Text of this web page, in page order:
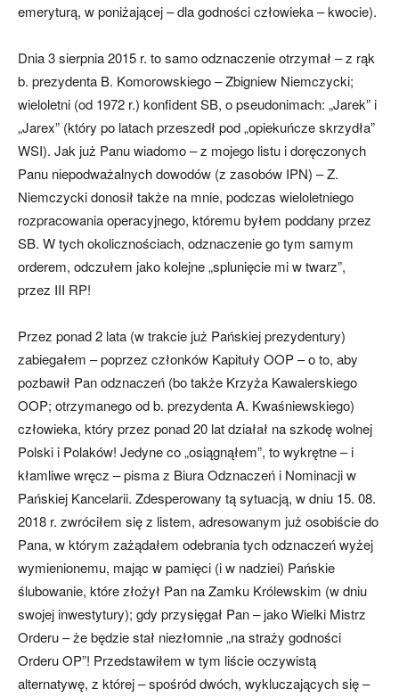
emeryturą, w poniżającej – dla godności człowieka – kwocie).
Dnia 3 sierpnia 2015 r. to samo odznaczenie otrzymał – z rąk
b. prezydenta B. Komorowskiego – Zbigniew Niemczycki;
wieloletni (od 1972 r.) konfident SB, o pseudonimach: „Jarek” i
„Jarex” (który po latach przeszedł pod „opiekuńcze skrzydła”
WSI). Jak już Panu wiadomo – z mojego listu i doręczonych
Panu niepodważalnych dowodów (z zasobów IPN) – Z.
Niemczycki donosił także na mnie, podczas wieloletniego
rozpracowania operacyjnego, któremu byłem poddany przez
SB. W tych okolicznościach, odznaczenie go tym samym
orderem, odczułem jako kolejne „splunięcie mi w twarz”,
przez III RP!
Przez ponad 2 lata (w trakcie już Pańskiej prezydentury)
zabiegałem – poprzez członków Kapituły OOP – o to, aby
pozbawił Pan odznaczeń (bo także Krzyża Kawalerskiego
OOP; otrzymanego od b. prezydenta A. Kwaśniewskiego)
człowieka, który przez ponad 20 lat działał na szkodę wolnej
Polski i Polaków! Jedyne co „osiągnąłem”, to wykrętne – i
kłamliwe wręcz – pisma z Biura Odznaczeń i Nominacji w
Pańskiej Kancelarii. Zdesperowany tą sytuacją, w dniu 15. 08.
2018 r. zwróciłem się z listem, adresowanym już osobiście do
Pana, w którym zażądałem odebrania tych odznaczeń wyżej
wymienionemu, mając w pamięci (i w nadziei) Pańskie
ślubowanie, które złożył Pan na Zamku Królewskim (w dniu
swojej inwestytury); gdy przysięgał Pan – jako Wielki Mistrz
Orderu – że będzie stał niezłomnie „na straży godności
Orderu OP”! Przedstawiłem w tym liście oczywistą
alternatywę, z której – spośród dwóch, wykluczających się –